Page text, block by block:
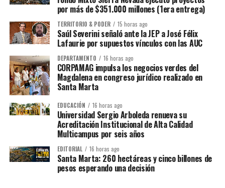
por más de $351.000 millones (1era entrega)
TERRITORIO & PODER 15 horas ago
Saúl Severini señaló ante la JEP a José Félix
Lafaurie por supuestos vínculos con las AUC
DEPARTAMENTO 16 horas ago
CORPAMAG impulsa los negocios verdes del
Magdalena en congreso jurídico realizado en
Santa Marta
EDUCACIÓN 16 horas ago
Universidad Sergio Arboleda renueva su
Acreditación Institucional de Alta Calidad
Multicampus por seis años
EDITORIAL 16 horas ago
Santa Marta: 260 hectáreas y cinco billones de
pesos esperando una decisión